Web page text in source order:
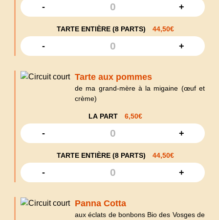
- +
TARTE ENTIÈRE (8 PARTS) 44,50€
- +
Tarte aux pommes
de ma grand-mère à la migaine (œuf et
crème)
LA PART 6,50€
- +
TARTE ENTIÈRE (8 PARTS) 44,50€
- +
Panna Cotta
aux éclats de bonbons Bio des Vosges de